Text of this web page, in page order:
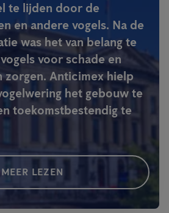
te lijden door de
en andere vogels. Na de
was het van belang te
voor schade en
zorgen. Anticimex hielp
het gebouw te
toekomstbestendig te
MEER LEZEN